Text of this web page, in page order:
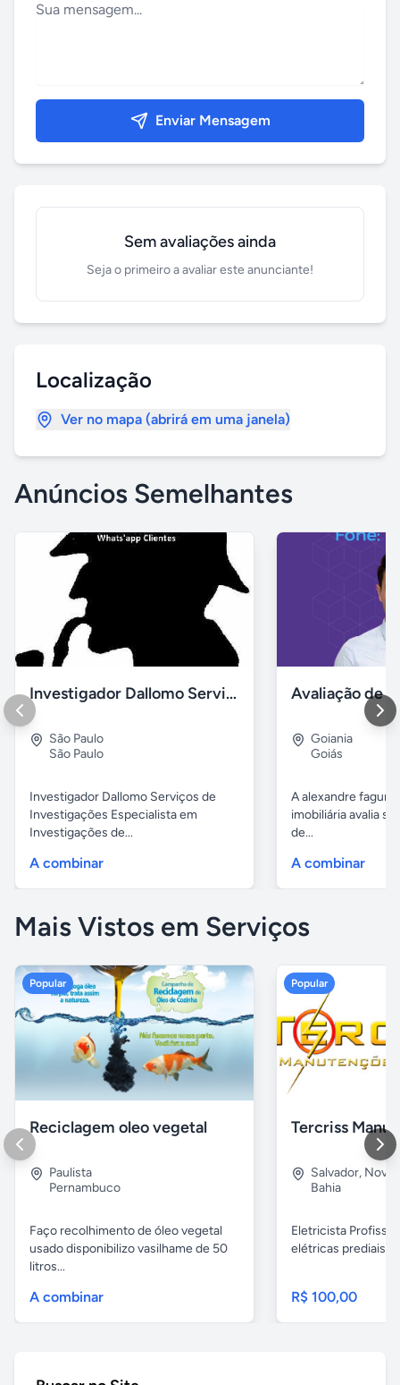
Enviar Mensagem
Sem avaliações ainda
Seja o primeiro a avaliar este anunciante!
Localização
Ver no mapa (abrirá em uma janela)
Anúncios Semelhantes
Investigador Dallomo Serviços 24 Horas
São Paulo
São Paulo
Investigador Dallomo Serviços de
Investigações Especialista em
Investigações de...
A combinar
Avaliação de
Goiania
Goiás
A alexandre
imobiliária avalia
de...
A combinar
Mais Vistos em Serviços
Popular
Reciclagem oleo vegetal
Paulista
Pernambuco
Faço recolhimento de óleo vegetal
usado disponibilizo vasilhame de 50
litros...
A combinar
Popular
Salvador, Nova
Bahia
Eletricista
elétricas prediais e
R$ 100,00